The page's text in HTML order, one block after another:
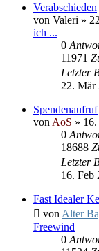
Verabschieden
von Valeri »
ich ...
0
11971
Letzter
22. Mär
Spendenaufruf
von AoS »
0
18688
Letzter
16. Feb
Fast Idealer
von Alter
Freewind
0